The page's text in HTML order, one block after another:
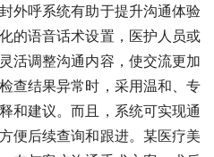
外呼系统有助于提升沟通体验
的语音话术设置，医护人员或
活调整沟通内容，使交流更加
查结果异常时，采用温和、专
和建议。而且，系统可实现通
便后续查询和跟进。某医疗美